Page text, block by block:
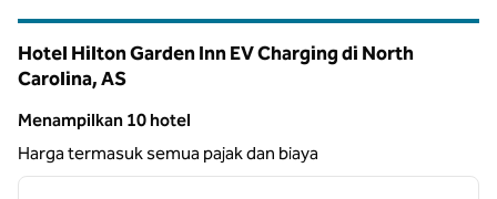
Hotel Hilton Garden Inn EV Charging di North
Carolina, AS
Menampilkan 10 hotel
Menampilkan 10 hotel
Harga termasuk semua pajak dan biaya
1 dari 11